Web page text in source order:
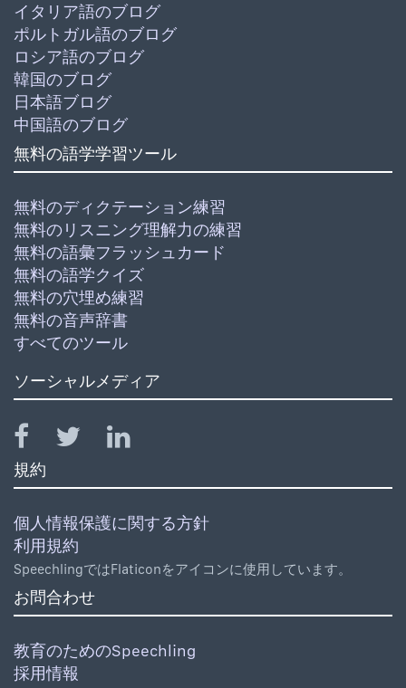
イタリア語のブログ
ポルトガル語のブログ
ロシア語のブログ
韓国のブログ
日本語ブログ
中国語のブログ
無料の語学学習ツール
無料のディクテーション練習
無料のリスニング理解力の練習
無料の語彙フラッシュカード
無料の語学クイズ
無料の穴埋め練習
無料の音声辞書
すべてのツール
ソーシャルメディア
規約
個人情報保護に関する方針
利用規約
SpeechlingではFlaticonをアイコンに使用しています。
お問合わせ
教育のためのSpeechling
採用情報